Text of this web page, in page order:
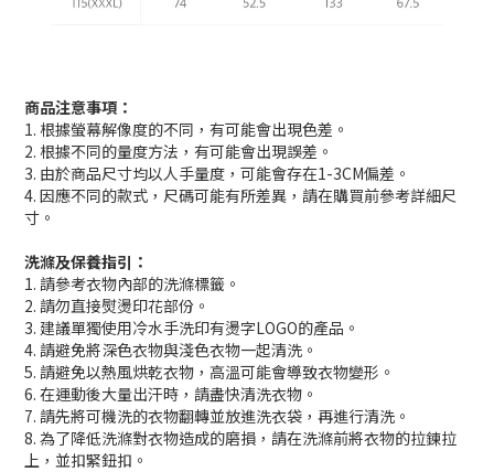
商品注意事項：
1. 根據螢幕解像度的不同，有可能會出現色差。
2. 根據不同的量度方法，有可能會出現誤差。
3. 由於商品尺寸均以人手量度，可能會存在1-3CM偏差。
4. 因應不同的款式，尺碼可能有所差異，請在購買前參考詳細尺
寸。
洗滌及保養指引：
1. 請參考衣物內部的洗滌標籤。
2. 請勿直接熨燙印花部份。
3. 建議單獨使用冷水手洗印有燙字LOGO的產品。
4. 請避免將深色衣物與淺色衣物一起清洗。
5. 請避免以熱風烘乾衣物，高溫可能會導致衣物變形。
6. 在運動後大量出汗時，請盡快清洗衣物。
7. 請先將可機洗的衣物翻轉並放進洗衣袋，再進行清洗。
8. 為了降低洗滌對衣物造成的磨損，請在洗滌前將衣物的拉鍊拉
上，並扣緊鈕扣。